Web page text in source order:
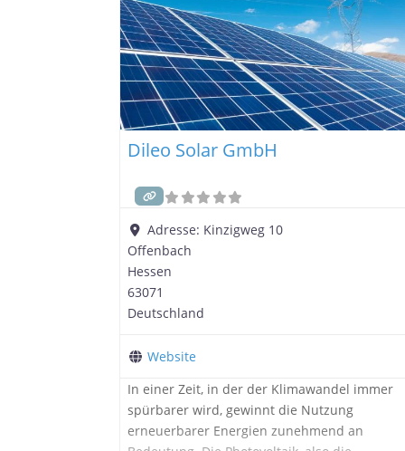
Dileo Solar GmbH
Adresse: Kinzigweg 10
Offenbach
Hessen
63071
Deutschland
Website
In einer Zeit, in der der Klimawandel immer
spürbarer wird, gewinnt die Nutzung
erneuerbarer Energien zunehmend an